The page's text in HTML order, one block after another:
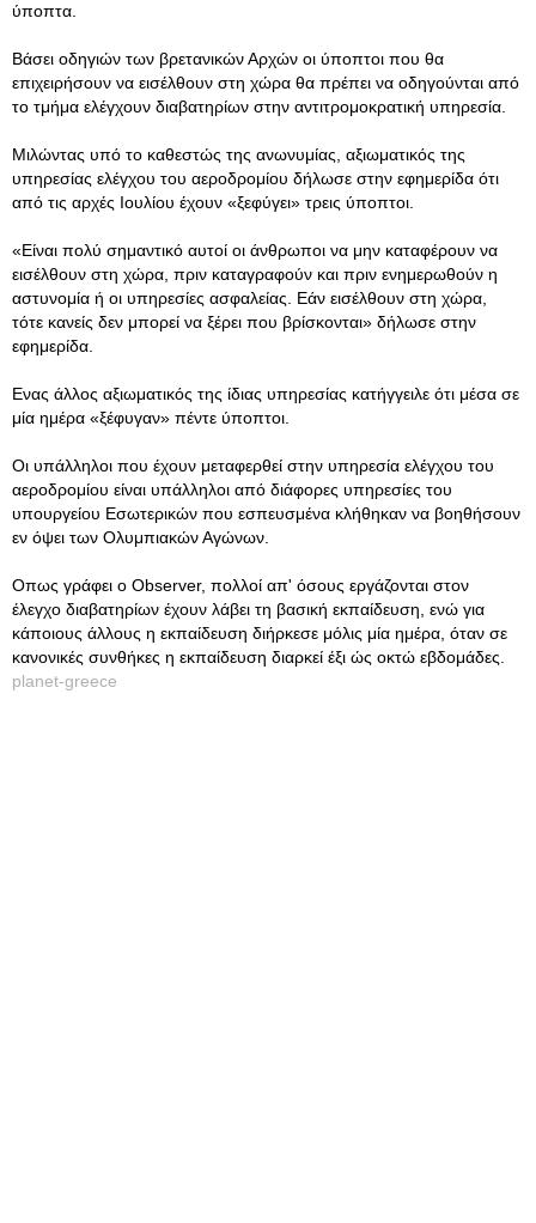
ύποπτα.
Βάσει οδηγιών των βρετανικών Αρχών οι ύποπτοι που θα
επιχειρήσουν να εισέλθουν στη χώρα θα πρέπει να οδηγούνται από
το τμήμα ελέγχουν διαβατηρίων στην αντιτρομοκρατική υπηρεσία.
Μιλώντας υπό το καθεστώς της ανωνυμίας, αξιωματικός της
υπηρεσίας ελέγχου του αεροδρομίου δήλωσε στην εφημερίδα ότι
από τις αρχές Ιουλίου έχουν «ξεφύγει» τρεις ύποπτοι.
«Είναι πολύ σημαντικό αυτοί οι άνθρωποι να μην καταφέρουν να
εισέλθουν στη χώρα, πριν καταγραφούν και πριν ενημερωθούν η
αστυνομία ή οι υπηρεσίες ασφαλείας. Εάν εισέλθουν στη χώρα,
τότε κανείς δεν μπορεί να ξέρει που βρίσκονται» δήλωσε στην
εφημερίδα.
Ενας άλλος αξιωματικός της ίδιας υπηρεσίας κατήγγειλε ότι μέσα σε
μία ημέρα «ξέφυγαν» πέντε ύποπτοι.
Οι υπάλληλοι που έχουν μεταφερθεί στην υπηρεσία ελέγχου του
αεροδρομίου είναι υπάλληλοι από διάφορες υπηρεσίες του
υπουργείου Εσωτερικών που εσπευσμένα κλήθηκαν να βοηθήσουν
εν όψει των Ολυμπιακών Αγώνων.
Οπως γράφει ο Observer, πολλοί απ' όσους εργάζονται στον
έλεγχο διαβατηρίων έχουν λάβει τη βασική εκπαίδευση, ενώ για
κάποιους άλλους η εκπαίδευση διήρκεσε μόλις μία ημέρα, όταν σε
κανονικές συνθήκες η εκπαίδευση διαρκεί έξι ώς οκτώ εβδομάδες.
planet-greece